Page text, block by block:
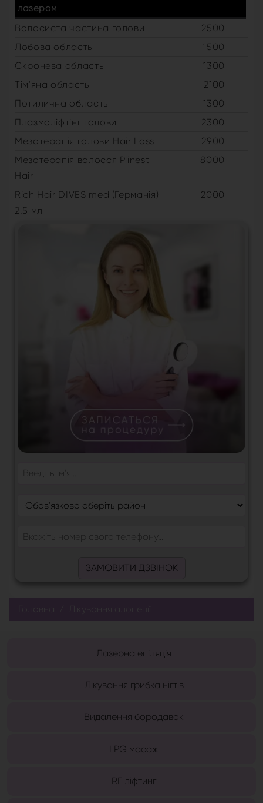
лазером
Волосиста частина голови
2500
Лобова область
1500
Скронева область
1300
Тім'яна область
2100
Потилична область
1300
Плазмоліфтінг голови
2300
Мезотерапія голови Hair Loss
2900
Мезотерапія волосся Plinest
Hair
8000
Rich Hair DIVES med (Германія)
2,5 мл
2000
ЗАМОВИТИ ДЗВІНОК
Головна Лікування алопеції
Лазерна епіляція
Лікування грибка нігтів
Видалення бородавок
LPG масаж
RF ліфтинг